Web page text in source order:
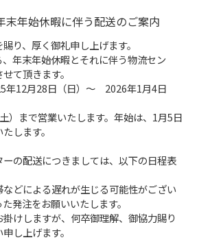
末年始休暇に伴う配送のご案内
り、厚く御礼申し上げます。
年末年始休暇とそれに伴う物流セン
て頂きます。
年12月28日（日）～ 2026年1月4日
）まで営業いたします。年始は、1月5日
します。
の配送につきましては、以下の日程表
どによる遅れが生じる可能性がござい
発注をお願いいたします。
けしますが、何卒御理解、御協力賜り
し上げます。